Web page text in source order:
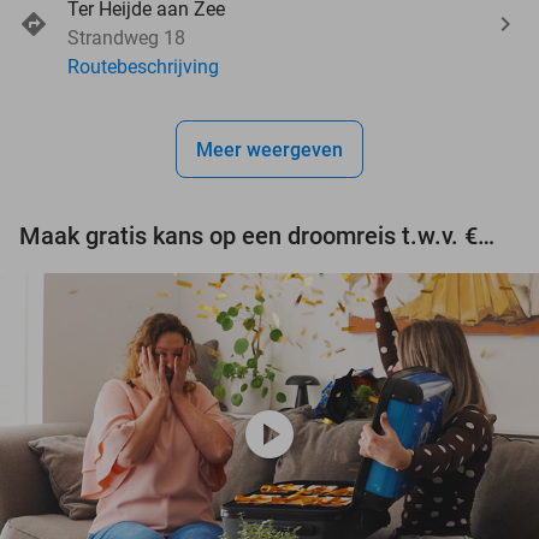
Ter Heijde aan Zee
Strandweg 18
Routebeschrijving
Meer weergeven
Maak gratis kans op een droomreis t.w.v. €3.000!
play_circle